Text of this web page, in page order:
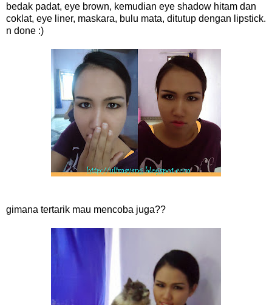
bedak padat, eye brown, kemudian eye shadow hitam dan
coklat, eye liner, maskara, bulu mata, ditutup dengan lipstick.
n done :)
gimana tertarik mau mencoba juga??